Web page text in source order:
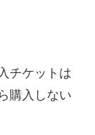
チケットは
購入しない